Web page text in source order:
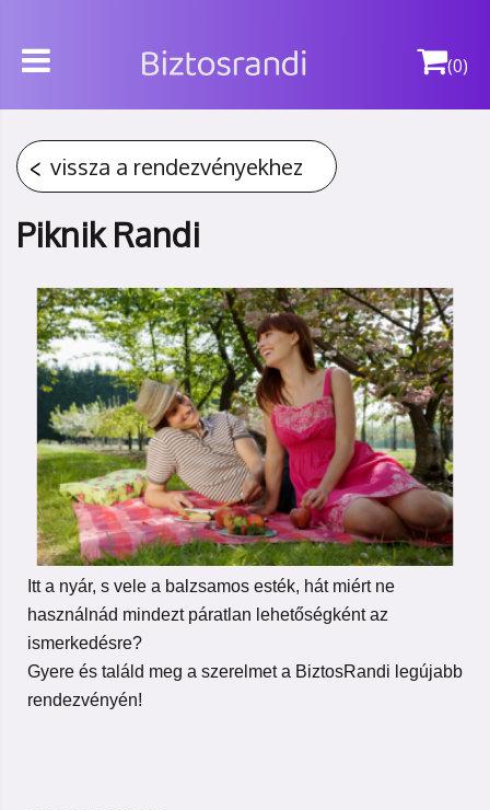
(0)
vissza a rendezvényekhez
Piknik Randi
Itt a nyár, s vele a balzsamos esték, hát miért ne
használnád mindezt páratlan lehetőségként az
ismerkedésre?
Gyere és találd meg a szerelmet a BiztosRandi legújabb
rendezvényén!